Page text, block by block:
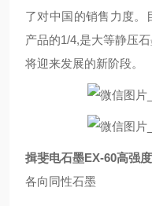
了对中国的销售力度。
产品的1/4,是大等静压
将迎来发展的新阶段。
揖斐电石墨EX-60高强
各向同性石墨